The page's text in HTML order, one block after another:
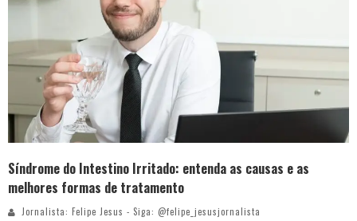
Síndrome do Intestino Irritado: entenda as causas e as
melhores formas de tratamento
Jornalista: Felipe Jesus - Siga: @felipe_jesusjornalista